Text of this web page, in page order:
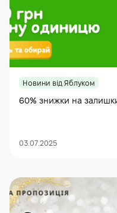
Новини від Яблуком
60% знижки на
03.07.2025